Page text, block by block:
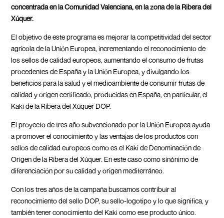
concentrada en la Comunidad Valenciana, en la zona de la Ribera del
Xúquer.
El objetivo de este programa es mejorar la competitividad del sector
agrícola de la Unión Europea, incrementando el reconocimiento de
los sellos de calidad europeos, aumentando el consumo de frutas
procedentes de España y la Unión Europea, y divulgando los
beneficios para la salud y el medioambiente de consumir frutas de
calidad y origen certificado, producidas en España, en particular, el
Kaki de la Ribera del Xúquer DOP.
El proyecto de tres año subvencionado por la Unión Europea ayuda
a promover el conocimiento y las ventajas de los productos con
sellos de calidad europeos como es el Kaki de Denominación de
Origen de la Ribera del Xúquer. En este caso como sinónimo de
diferenciación por su calidad y origen mediterráneo.
Con los tres años de la campaña buscamos contribuir al
reconocimiento del sello DOP, su sello-logotipo y lo que significa, y
también tener conocimiento del Kaki como ese producto único.